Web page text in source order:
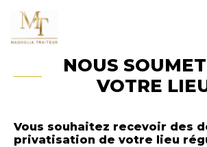
NOUS
VOTRE
Vous souhaitez recevoir des
privatisation de votre lieu